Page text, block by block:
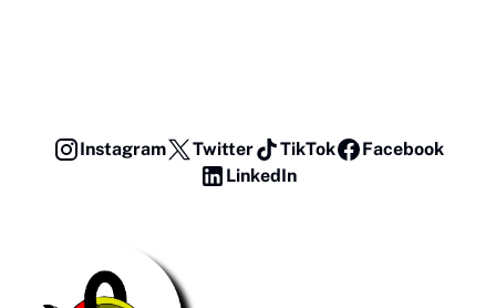
Instagram Twitter TikTok
Facebook
LinkedIn